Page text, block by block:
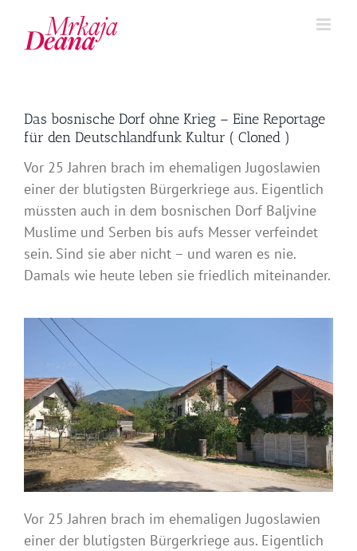
Inhalt
springen
Das bosnische Dorf ohne Krieg – Eine Reportage
für den Deutschlandfunk Kultur ( Cloned )
Vor 25 Jahren brach im ehemaligen Jugoslawien
einer der blutigsten Bürgerkriege aus. Eigentlich
müssten auch in dem bosnischen Dorf Baljvine
Muslime und Serben bis aufs Messer verfeindet
sein. Sind sie aber nicht – und waren es nie.
Damals wie heute leben sie friedlich miteinander.
Vor 25 Jahren brach im ehemaligen Jugoslawien
einer der blutigsten Bürgerkriege aus. Eigentlich